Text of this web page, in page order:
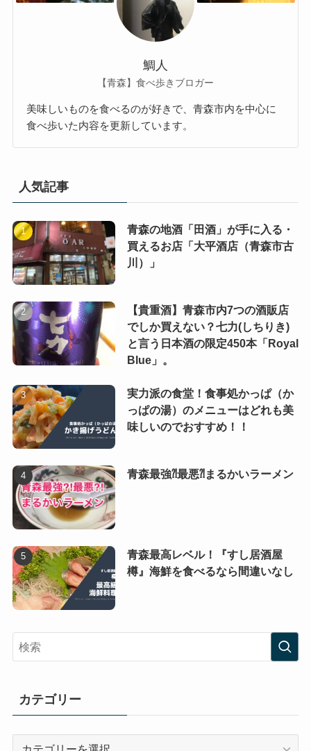
鯛人
【青森】食べ歩きブロガー
美味しいものを食べるのが好きで、青森市内を中心に
食べ歩いた内容を更新しています。
人気記事
青森の地酒「田酒」が手に入る・
買えるお店「大平酒店（青森市古
川）」
【貴重酒】青森市内7つの酒販店
でしか買えない？七力(しちりき)
と言う日本酒の限定450本「Royal
Blue」。
実力派の食堂！食事処かっぱ（か
っぱの湯）のメニューはどれも美
味しいのでおすすめ！！
青森最強⁈最悪⁈まるかいラーメン
青森最高レベル！『すし居酒屋
樽』海鮮を食べるなら間違いなし
カテゴリー